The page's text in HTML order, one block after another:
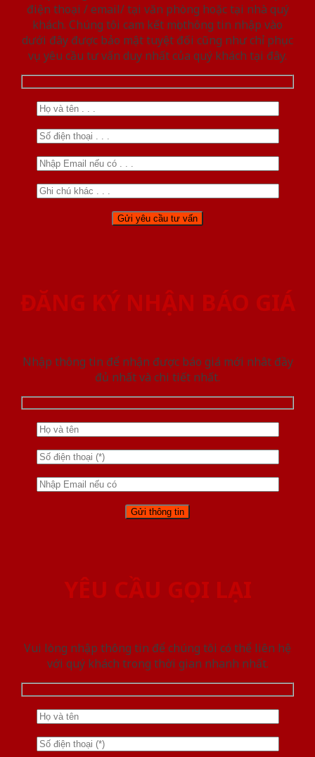
điện thoại / email/ tại văn phòng hoặc tại nhà quý
khách. Chúng tôi cam kết mọi thông tin nhập vào
dưới đây được bảo mật tuyệt đối cũng như chỉ phục
vụ yêu cầu tư vấn duy nhất của quý khách tại đây.
ĐĂNG KÝ NHẬN BÁO GIÁ
Nhập thông tin để nhận được báo giá mới nhât đầy
đủ nhất và chi tiết nhất.
YÊU CẦU GỌI LẠI
Vui lòng nhập thông tin để chúng tôi có thể liên hệ
với quý khách trong thời gian nhanh nhất.